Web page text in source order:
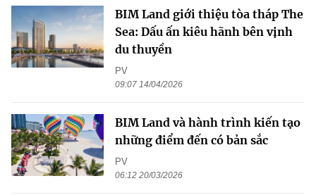
BIM Land giới thiệu tòa tháp The
Sea: Dấu ấn kiêu hãnh bên vịnh
du thuyền
PV
09:07 14/04/2026
BIM Land và hành trình kiến tạo
những điểm đến có bản sắc
PV
06:12 20/03/2026